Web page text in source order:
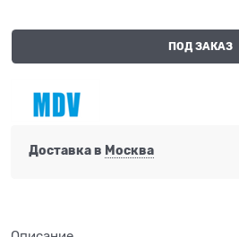
ПОД ЗАКАЗ
Доставка в Москва